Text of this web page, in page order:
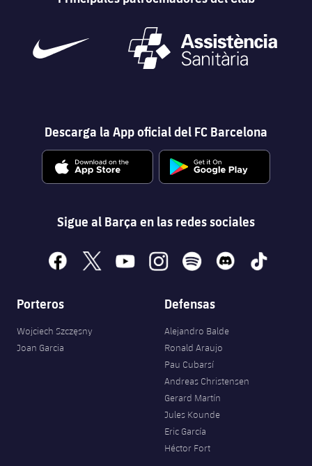
plusicon
más
Palau Blaugrana
Barça Cafe
Ciutat Esportiva
La Masia
Acreditaciones
Descarga la App oficial del FC Barcelona
Sigue al Barça en las redes sociales
facebook
x youtubeinstagramspotify discord tiktok
Porteros
Wojciech Szczęsny
Joan Garcia
Defensas
Alejandro Balde
Ronald Araujo
Pau Cubarsí
Andreas Christensen
Gerard Martín
Jules Kounde
Eric García
Héctor Fort